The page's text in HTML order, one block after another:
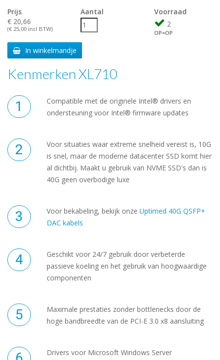
Prijs
€ 20,66
(€ 25,00 incl BTW)
Aantal
Voorraad
2
OP=OP
In winkelmandje
Kenmerken XL710
Compatible met de originele Intel® drivers en
ondersteuning voor Intel® firmware updates
Voor situaties waar extreme snelheid vereist is, 10G
is snel, maar de moderne datacenter SSD komt hier
al dichtbij. Maakt u gebruik van NVME SSD's dan is
40G geen overbodige luxe
Voor bekabeling, bekijk onze Uptimed 40G QSFP+
DAC kabels
Geschikt voor 24/7 gebruik door verbeterde
passieve koeling en het gebruik van hoogwaardige
componenten
Maximale prestaties zonder bottlenecks door de
hoge bandbreedte van de PCI-E 3.0 x8 aansluiting
Drivers voor Microsoft Windows Server